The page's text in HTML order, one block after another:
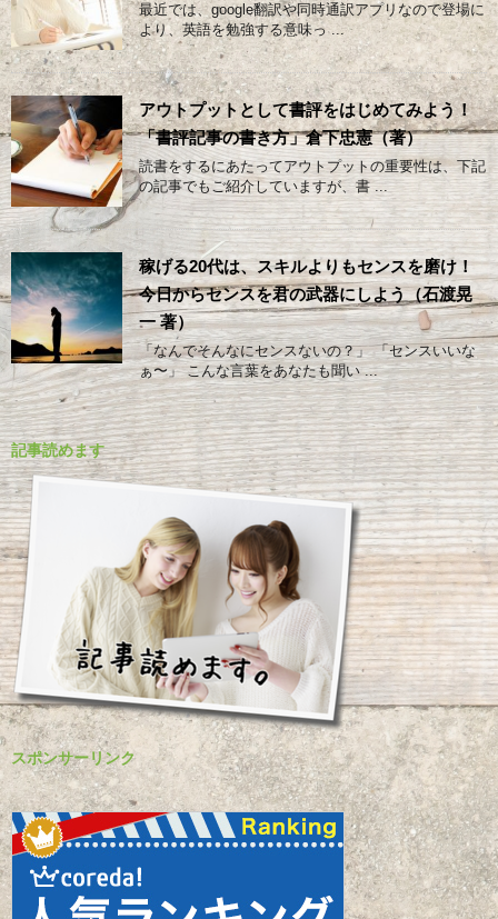
最近では、google翻訳や同時通訳アプリなので登場に
より、英語を勉強する意味っ ...
アウトプットとして書評をはじめてみよう！
「書評記事の書き方」倉下忠憲（著）
読書をするにあたってアウトプットの重要性は、下記
の記事でもご紹介していますが、書 ...
稼げる20代は、スキルよりもセンスを磨け！
今日からセンスを君の武器にしよう（石渡晃
一 著）
「なんでそんなにセンスないの？」 「センスいいな
ぁ〜」 こんな言葉をあなたも聞い ...
記事読めます
スポンサーリンク